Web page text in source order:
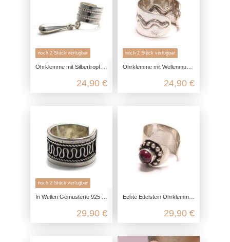
noch 2 Stück verfügbar
Ohrklemme mit Silbertropfenanhänger aus echtem 925 Sterling Silber
24,90 €
noch 2 Stück verfügbar
Ohrklemme mit Wellenmuster aus echtem 925 Sterling Silber
24,90 €
noch 2 Stück verfügbar
In Wellen Gemusterte 925 Sterling Silber Ohrklemme
29,90 €
Echte Edelstein Ohrklemme, 925 Sterling Silber, Ohrclip nickelfrei Granat, Ohrschmuck Amethyst Silber, Onyx fake piercing
29,90 €